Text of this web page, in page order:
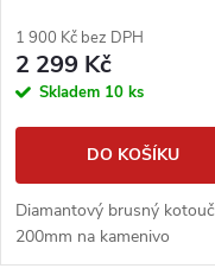
1 900 Kč bez DPH
2 299 Kč
Skladem 10 ks
DO KOŠÍKU
Diamantový brusný kotouč
200mm na kamenivo